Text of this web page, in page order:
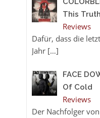
This
Reviews
Dafür, dass die
Jahr […]
FACE
Of Cold
Reviews
Der Nachfolger